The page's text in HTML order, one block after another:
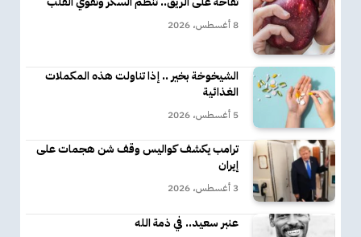
8 أغسطس، 2026
الشيخوخة بخير .. إذا تناولت هذه المكملات
الغذائية
5 أغسطس، 2026
ترامب يكشف كواليس وقف شن هجمات على
إيران
3 أغسطس، 2026
عنبر سعيد.. في ذمة الله